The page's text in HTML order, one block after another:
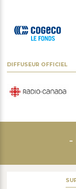
DIFFUSEUR OFFICIEL